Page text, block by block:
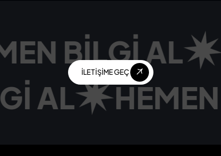
İLETIŞIME GEÇ
İLETIŞIME GEÇ
BILGI AL
AL